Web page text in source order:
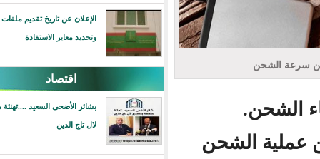
دقيقة من عملية الشحن
الإعلان عن تاريخ تقديم ملفات دعم الصحافة
وتحديد معاير الاستفادة
بشائر الأضحى السعيد ....تهنئة مفعمة
لال تاج الدين